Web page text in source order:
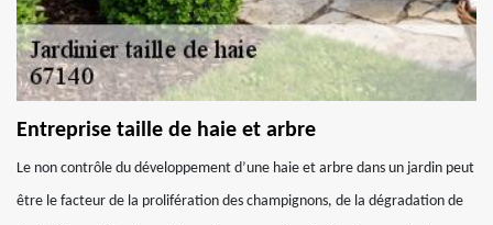
Entreprise taille de haie et arbre
Le non contrôle du développement d’une haie et arbre dans un jardin peut
être le facteur de la prolifération des champignons, de la dégradation de